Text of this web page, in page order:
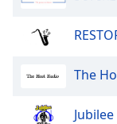
The